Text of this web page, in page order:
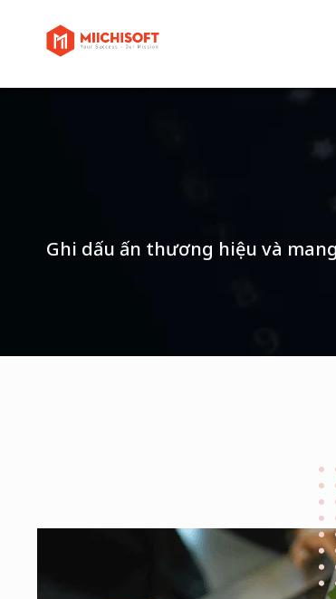
Ghi dấu ấn thương hiệu và